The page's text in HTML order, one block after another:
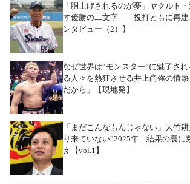
「胴上げされるのが夢」ヤクルト
す優勝の二文字――投打ともに再建
ンタビュー（2）】
なぜ世界は“モンスター”に魅了さ
る人々を熱狂させる井上尚弥の情
だから」【現地発】
「まだこんなもんじゃない」大竹
り来ていない”2025年 結果の裏に
え【vol.1】